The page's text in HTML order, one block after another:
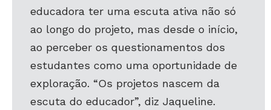
educadora ter uma escuta ativa não só
ao longo do projeto, mas desde o início,
ao perceber os questionamentos dos
estudantes como uma oportunidade de
exploração. “Os projetos nascem da
escuta do educador”, diz Jaqueline.